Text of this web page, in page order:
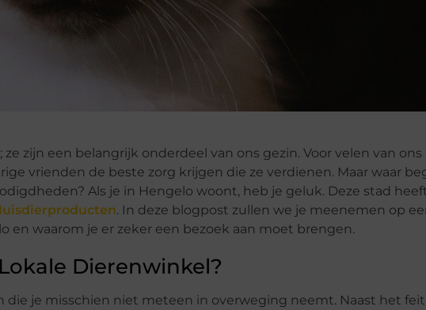
zijn een belangrijk onderdeel van ons gezin. Voor velen van ons
vrienden de beste zorg krijgen die ze verdienen. Maar waar
Als je in Hengelo woont, heb je geluk. Deze stad
. In deze blogpost zullen we je meenemen op
waarom je er zeker een bezoek aan moet brengen.
Dierenwinkel?
die je misschien niet meteen in overweging neemt. Naast het